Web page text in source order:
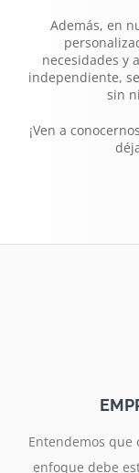
Además, en
necesidades y
independiente,
sin
¡Ven a
Entendemos
enfoque debe